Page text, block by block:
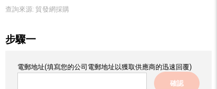
查詢來源: 貿發網採購
步驟一
電郵地址(填寫您的公司電郵地址以獲取供應商的迅速回覆)
確認